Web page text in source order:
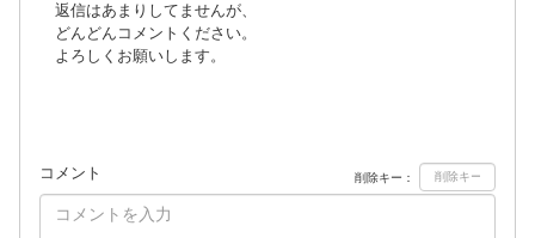
返信はあまりしてませんが、
どんどんコメントください。
よろしくお願いします。
コメント 削除キー：